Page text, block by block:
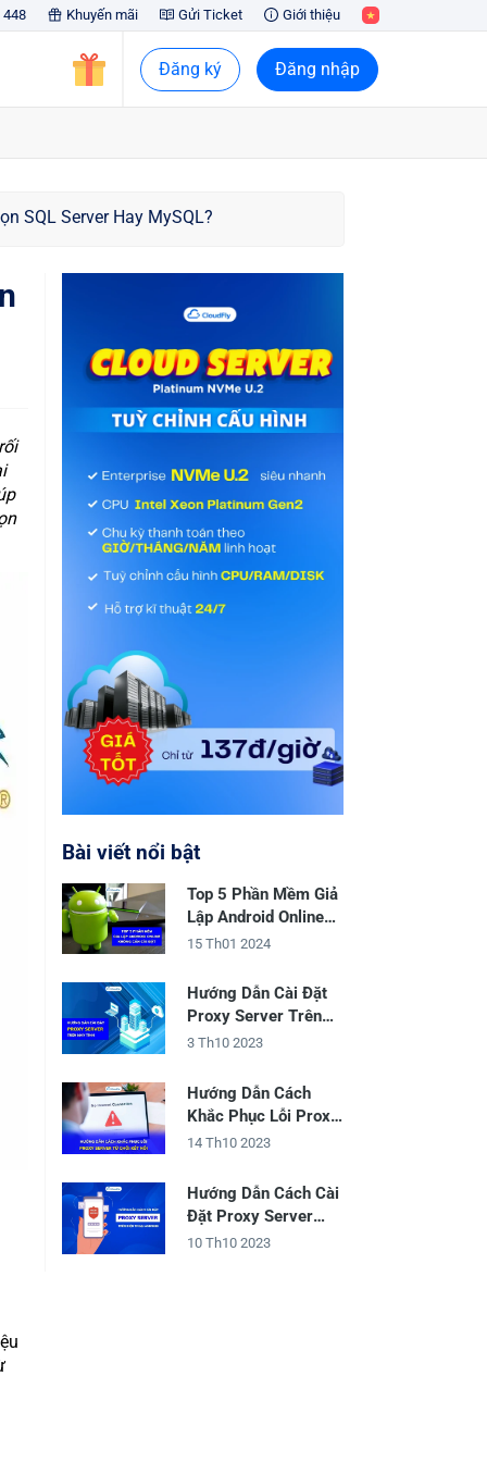
448 Khuyến mãi Gửi Ticket Giới thiệu
Đăng ký Đăng nhập
SQL Server Hay MySQL?
Bài viết nổi bật
Top 5 Phần Mềm Giả
Lập Android Online
Không Cần Cài Đặt
15 Th01 2024
Hướng Dẫn Cài Đặt
Proxy Server Trên
Máy Tính
3 Th10 2023
Hướng Dẫn Cách
Khắc Phục Lỗi Proxy
Server Từ Chối Kết
14 Th10 2023
Hướng Dẫn Cách Cài
Đặt Proxy Server
Trên Điện Thoại
10 Th10 2023